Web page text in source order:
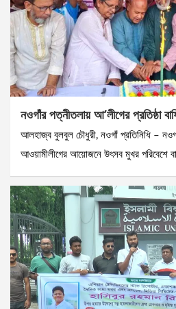
নওগাঁর পত্নীতলায় আ’লীগের প্রতিষ্ঠা
আলহাজ্ব বুলবুল চৌধুরী, নওগাঁ প্রতিনিধি –
আওয়ামীলীগের আয়োজনে উৎসব মুখর পরিবেশে